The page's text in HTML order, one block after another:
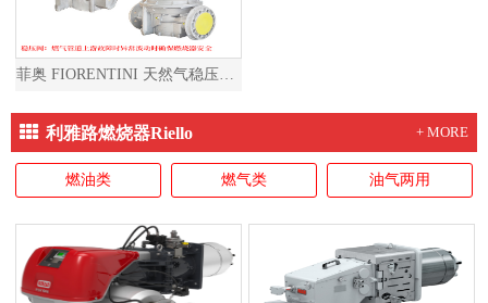
利雅路燃烧器Riello + MORE
燃油类 燃气类 油气两用